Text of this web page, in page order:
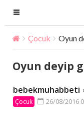
T
o
g
g
l
e
n
a
v
Çocuk Oyun
Oyun deyip
bebekmuhabbeti
Çocuk 26/08/2016